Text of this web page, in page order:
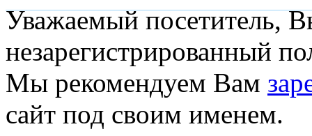
Уважаемый посетитель,
незарегистрированный
Мы рекомендуем Вам
сайт под своим именем.